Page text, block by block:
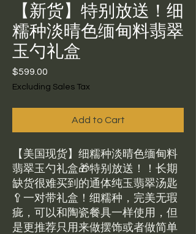
【新货】特别放送！细
糯种淡晴色缅甸料翡翠
玉勺礼盒
$599.00
Excluding Sales Tax
Add to Cart
【美国现货】细糯种淡晴色缅甸料
翡翠玉勺礼盒🎁特别放送！！长期
缺货很难买到的通体纯玉翡翠汤匙
🥄一对带礼盒！细糯种，完美无瑕
疵，可以和陶瓷餐具一样使用，但
是更推荐只用来做摆饰或者做简单